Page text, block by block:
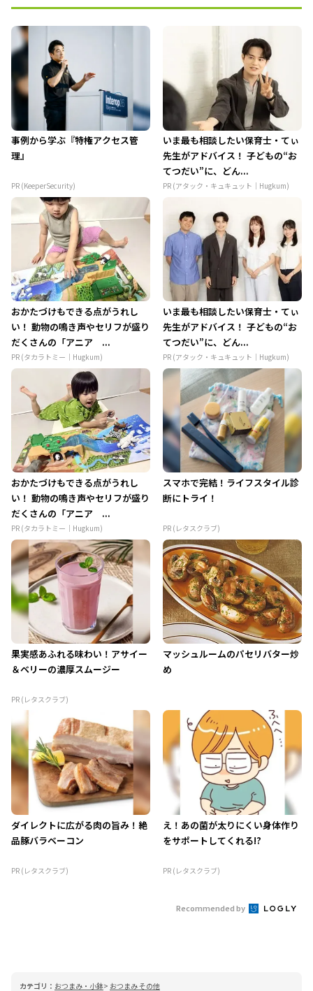
事例から学ぶ『特権アクセス管
理』
PR (KeeperSecurity)
いま最も相談したい保育士・てぃ
先生がアドバイス！ 子どもの“お
てつだい”に、どん...
PR (アタック・キュキュット｜Hugkum)
おかたづけもできる点がうれし
い！ 動物の鳴き声やセリフが盛り
だくさんの「アニア ...
PR (タカラトミー｜Hugkum)
いま最も相談したい保育士・てぃ
先生がアドバイス！ 子どもの“お
てつだい”に、どん...
PR (アタック・キュキュット｜Hugkum)
おかたづけもできる点がうれし
い！ 動物の鳴き声やセリフが盛り
だくさんの「アニア ...
PR (タカラトミー｜Hugkum)
スマホで完結！ライフスタイル診
断にトライ！
PR (レタスクラブ)
果実感あふれる味わい！アサイー
＆ベリーの濃厚スムージー
PR (レタスクラブ)
マッシュルームのパセリバター炒
め
ダイレクトに広がる肉の旨み！絶
品豚バラベーコン
PR (レタスクラブ)
え！あの菌が太りにくい身体作り
をサポートしてくれる!?
PR (レタスクラブ)
Recommended by
カテゴリ： おつまみ・小鉢 おつまみ その他